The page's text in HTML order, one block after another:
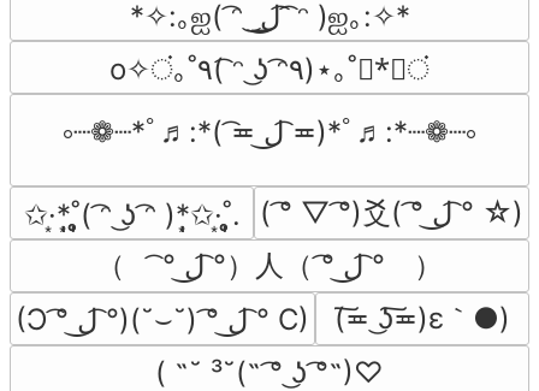
*✧:｡ஐ( ͡ᵔ ͜ ͟ل͜ ͡ ͡ᵔ )ஐ｡:✧*
o✧ं｡˚٩( ͡ᵔ ͜ʖ ͡ᵔ٩)⋆｡˚*ْ✧ं
༚┈❁┈*ﾟ♬:*( ͡≖ ل͜ ͡≖)*ﾟ♬:*┈❁┈༚
✩·͙*̩̩͙˚̩̥̩̥( ͡ᵔ ͜ʖ ͡ᵔ )*̩̩͙✩·͙˚̩̥̩̥.
( ͡° ▽ ͡°)爻( ͡° ل͜ ͡° ☆)
（　 ͡° ل͜ ͡°）人（ ͡° ل͜ ͡°　）
(Ɔ ͡° ل͜ ͡°)(˘⌣˘) ͡° ل͜ ͡° C)
(͠≖ ͜ʖ͠≖)ε｀●)
( ˶˘ ³˘(˵ ͡° ͜ʖ ͡°˵)♡